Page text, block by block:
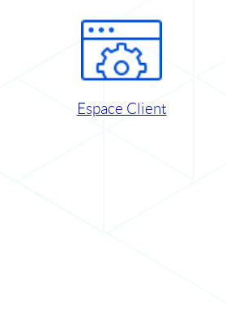
Espace Client